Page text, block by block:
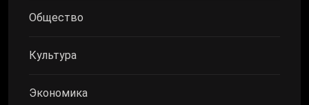
Общество
Культура
Экономика